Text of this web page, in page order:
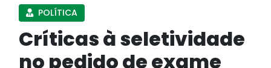
POLÍTICA
Críticas à seletividade
no pedido de exame